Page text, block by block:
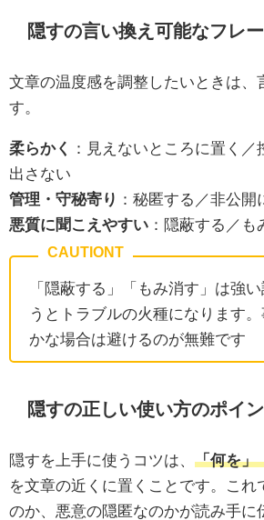
隠すの言い換え可能なフレ
文章の温度感を調整したいときは、
す。
柔らかく
：見えないところに置く／
出さない
管理・守秘寄り ：秘匿する／非公開
悪質に聞こえやすい ：隠蔽する／
「隠蔽する」「もみ消す」は強
うとトラブルの火種になります
かな場合は避けるのが無難です
隠すの正しい使い方のポイ
隠すを上手に使うコツは、 「何を」
を文章の近くに置くことです。これ
のか、悪意の隠匿なのかが読み手に